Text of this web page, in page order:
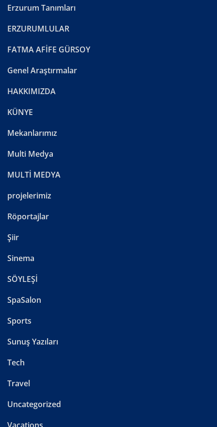
Erzurum Tanımları
ERZURUMLULAR
FATMA AFİFE GÜRSOY
Genel Araştırmalar
HAKKIMIZDA
KÜNYE
Mekanlarımız
Multi Medya
MULTİ MEDYA
projelerimiz
Röportajlar
Şiir
Sinema
SÖYLEŞİ
SpaSalon
Sports
Sunuş Yazıları
Tech
Travel
Uncategorized